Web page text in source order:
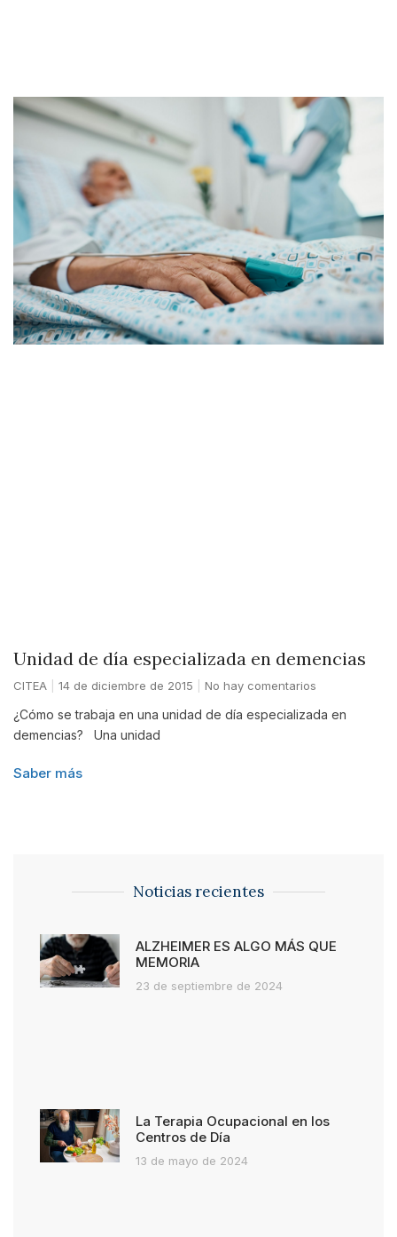
Unidad de día especializada en demencias
CITEA 14 de diciembre de 2015 No hay comentarios
¿Cómo se trabaja en una unidad de día especializada en
demencias? Una unidad
Saber más
Noticias recientes
ALZHEIMER ES ALGO MÁS QUE
MEMORIA
23 de septiembre de 2024
La Terapia Ocupacional en los
Centros de Día
13 de mayo de 2024